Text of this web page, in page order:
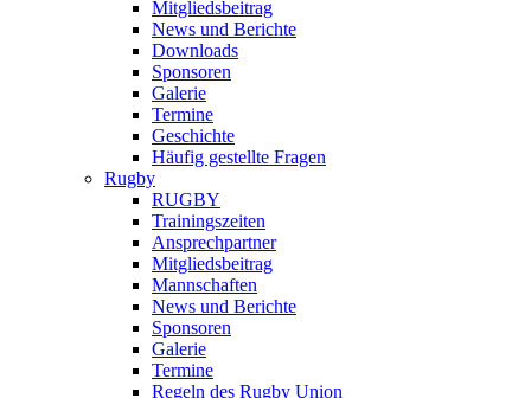
Mitgliedsbeitrag
News und Berichte
Downloads
Sponsoren
Galerie
Termine
Geschichte
Häufig gestellte Fragen
Rugby
RUGBY
Trainingszeiten
Ansprechpartner
Mitgliedsbeitrag
Mannschaften
News und Berichte
Sponsoren
Galerie
Termine
Regeln des Rugby Union